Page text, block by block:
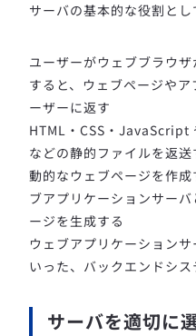
サーバの基本的な役割とし
ユーザーがウェブブラウ
すると、ウェブページや
ーザーに返す
HTML・CSS・JavaScript
などの静的ファイルを返送
動的なウェブページを作
ブアプリケーションサー
ージを生成する
ウェブアプリケーション
いった、バックエンドシ
サーバを適切に